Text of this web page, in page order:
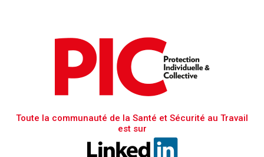
Toute la communauté de la Santé et Sécurité au Travail
est sur